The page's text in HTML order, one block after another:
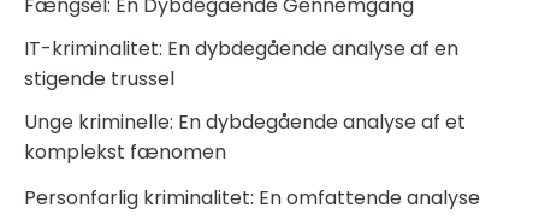
IT-kriminalitet: En dybdegående analyse af en
stigende trussel
Unge kriminelle: En dybdegående analyse af et
komplekst fænomen
Personfarlig kriminalitet: En omfattende analyse